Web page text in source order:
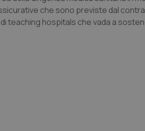
che sono previste dal
teaching hospitals che vada a
Fornitore
YouTube
.youtube.com
settimane